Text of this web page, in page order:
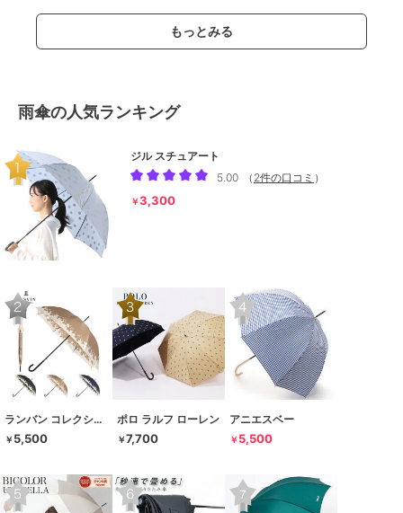
もっとみる
雨傘の人気ランキング
ジル スチュアート
5.00
（ 2件の口コミ ）
￥3,300
ランバン コレクション
￥ 5,500
ポロ ラルフ ローレン
￥7,700
アニエスベー
￥ 5,500